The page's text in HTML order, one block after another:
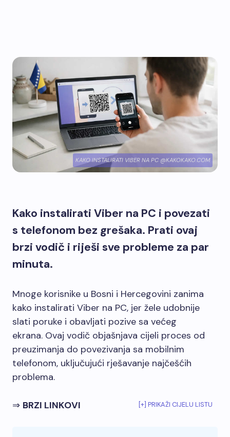
KAKO INSTALIRATI VIBER NA PC @KAKOKAKO.COM
Kako instalirati Viber na PC i povezati
s telefonom bez grešaka. Prati ovaj
brzi vodič i riješi sve probleme za par
minuta.
Mnoge korisnike u Bosni i Hercegovini zanima
kako instalirati Viber na PC, jer žele udobnije
slati poruke i obavljati pozive sa većeg
ekrana. Ovaj vodič objašnjava cijeli proces od
preuzimanja do povezivanja sa mobilnim
telefonom, uključujući rješavanje najčešćih
problema.
⇒ BRZI LINKOVI [+] PRIKAŽI CIJELU LISTU